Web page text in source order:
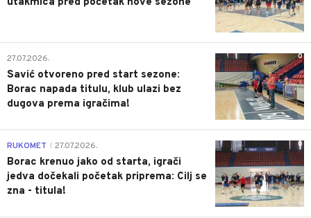
0
27.07.2026.
Savić otvoreno pred start sezone:
Borac napada titulu, klub ulazi bez
dugova prema igračima!
0
RUKOMET 27.07.2026.
Borac krenuo jako od starta, igrači
jedva dočekali početak priprema: Cilj se
zna - titula!